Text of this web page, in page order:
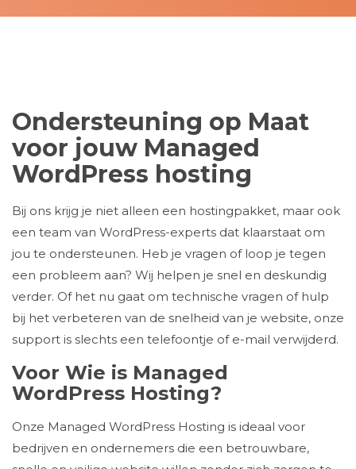
Ondersteuning op Maat
voor jouw Managed
WordPress hosting
Bij ons krijg je niet alleen een hostingpakket, maar ook
een team van WordPress-experts dat klaarstaat om
jou te ondersteunen. Heb je vragen of loop je tegen
een probleem aan? Wij helpen je snel en deskundig
verder. Of het nu gaat om technische vragen of hulp
bij het verbeteren van de snelheid van je website, onze
support is slechts een telefoontje of e-mail verwijderd.
Voor Wie is Managed
WordPress Hosting?
Onze Managed WordPress Hosting is ideaal voor
bedrijven en ondernemers die een betrouwbare,